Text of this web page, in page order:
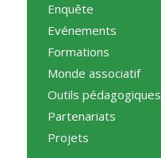
Enquête
Evénements
Formations
Monde associatif
Outils pédagogiques
Partenariats
Projets